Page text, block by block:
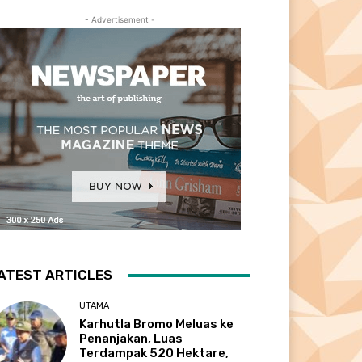
- Advertisement -
ARTICLES
UTAMA
Karhutla Bromo Meluas ke
Penanjakan, Luas
Terdampak 520 Hektare,